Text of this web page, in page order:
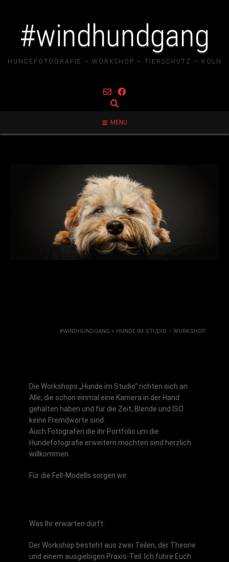
#windhundgang
HUNDEFOTOGRAFIE – WORKSHOP – TIERSCHUTZ – KÖLN
MENU
#WINDHUNDGANG > HUNDE IM STUDIO – WORKSHOP
Die Workshops „Hunde im Studio“ richten sich an
Alle, die schon einmal eine Kamera in der Hand
gehalten haben und für die Zeit, Blende und ISO
keine Fremdworte sind.
Auch Fotografen die ihr Portfolio um die
Hundefotografie erweitern möchten sind herzlich
willkommen.
Für die Fell-Modells sorgen wir.
Was Ihr erwarten dürft:
Der Workshop besteht aus zwei Teilen, der Theorie
und einem ausgiebigen Praxis-Teil. Ich führe Euch